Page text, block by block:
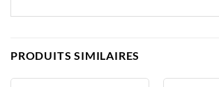
PRODUITS SIMILAIRES